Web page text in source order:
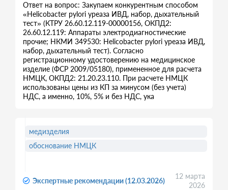
Ответ на вопрос: Закупаем конкурентным способом
«Helicobacter pylori уреаза ИВД, набор, дыхательный
тест» (КТРУ 26.60.12.119-00000156, ОКПД2:
26.60.12.119: Аппараты электродиагностические
прочие; НКМИ 349530: Helicobacter pylori уреаза ИВД,
набор, дыхательный тест). Согласно
регистрационному удостоверению на медицинское
изделие (ФСР 2009/05180), примененное для расчета
НМЦК, ОКПД2: 21.20.23.110. При расчете НМЦК
использованы цены из КП за минусом (без учета)
НДС, а именно, 10%, 5% и без НДС, ука
Экспертные рекомендации (12.03.2026)
12 марта
2026
медизделия
обоснование НМЦК